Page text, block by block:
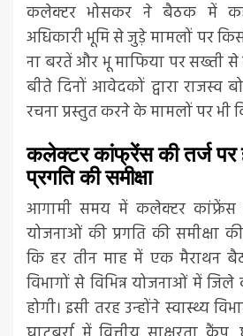
कलेक्टर भोसकर ने बैठक में
अधिकारी भूमि से जुड़े मामलों पर
ना बरतें और भू माफिया पर सख्ती से
बीते दिनों आवेदकों द्वारा राजस्व
रचना प्रस्तुत करने के मामलों पर भी
कलेक्टर कांफ्रेंस की तर्ज पर
प्रगति की समीक्षा
आगामी समय में कलेक्टर कांफ्रेंस
योजनाओं की प्रगति की समीक्षा
कि हर तीन माह में एक मैराथन
विभागों से विभिन्न योजनाओं में जिले
होगी। इसी तरह उन्होंने स्वास्थ्य